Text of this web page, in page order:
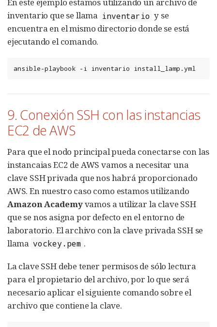
En este ejemplo estamos utilizando un archivo de
inventario que se llama inventario y se
encuentra en el mismo directorio donde se está
ejecutando el comando.
ansible-playbook -i inventario install_lamp.yml
9. Conexión SSH con las instancias
EC2 de AWS
Para que el nodo principal pueda conectarse con las
instancaias EC2 de AWS vamos a necesitar una
clave SSH privada que nos habrá proporcionado
AWS. En nuestro caso como estamos utilizando
Amazon Academyvamos a utilizar la clave SSH
que se nos asigna por defecto en el entorno de
laboratorio. El archivo con la clave privada SSH se
llama vockey.pem .
La clave SSH debe tener permisos de sólo lectura
para el propietario del archivo, por lo que será
necesario aplicar el siguiente comando sobre el
archivo que contiene la clave.